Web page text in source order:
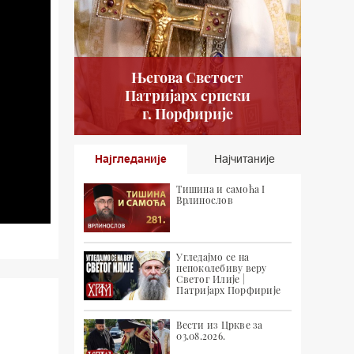
Његова Светост
Патријарх српски
г. Порфирије
Најгледаније Најчитаније
Тишина и самоћа I
Врлинослов
Угледајмо се на
непоколебиву веру
Светог Илије |
Патријарх Порфирије
Вести из Цркве за
03.08.2026.